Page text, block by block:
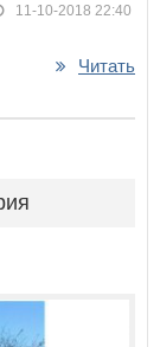
11-10-2018 22:40
Читать